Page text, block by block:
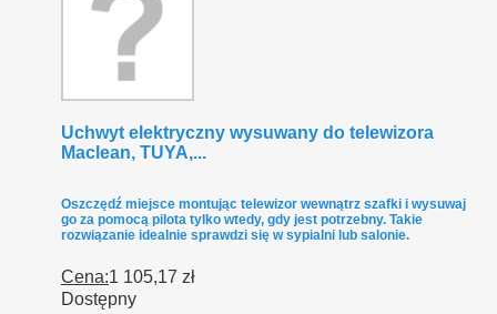
Uchwyt elektryczny wysuwany do telewizora
Maclean, TUYA,...
Oszczędź miejsce montując telewizor wewnątrz szafki i wysuwaj
go za pomocą pilota tylko wtedy, gdy jest potrzebny. Takie
rozwiązanie idealnie sprawdzi się w sypialni lub salonie.
Cena:1 105,17 zł
Dostępny